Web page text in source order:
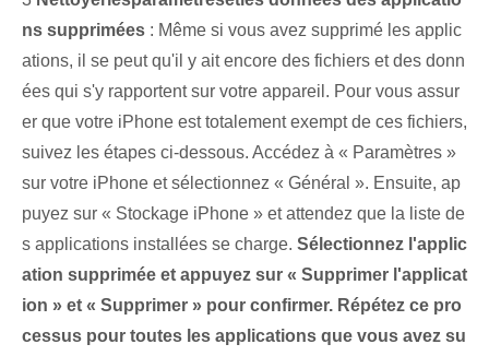
ns supprimées : Même si vous avez supprimé les applic
ations, il se peut qu'il y ait encore des fichiers et des donn
ées qui s'y rapportent sur votre appareil. Pour vous assur
er que votre iPhone est totalement exempt de ces fichiers,
suivez les étapes ci-dessous. Accédez à « Paramètres »
sur votre iPhone et sélectionnez « Général ». Ensuite, ap
puyez sur « Stockage iPhone » et attendez que la liste de
s applications installées se charge. Sélectionnez‍ l'applic
ation ⁢supprimée et appuyez⁢ sur « Supprimer l'applicat
ion » et « Supprimer »⁤ pour confirmer. Répétez ce pro
cessus pour toutes les applications que vous avez su